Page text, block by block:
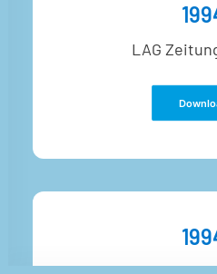
LAG